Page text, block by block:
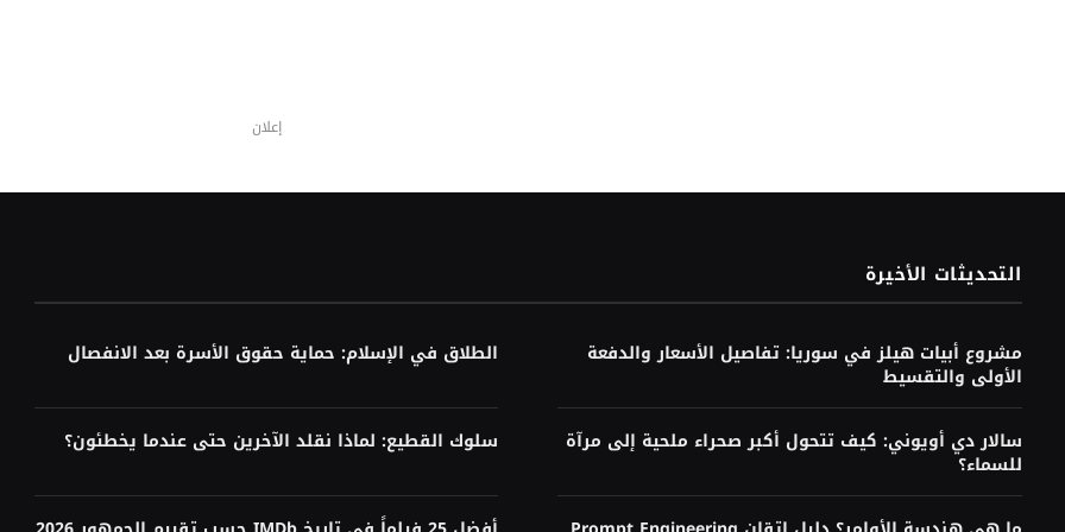
إعلان
التحديثات الأخيرة
مشروع أبيات هيلز في سوريا: تفاصيل الأسعار والدفعة
الأولى والتقسيط
الطلاق في الإسلام: حماية حقوق الأسرة بعد الانفصال
سالار دي أويوني: كيف تتحول أكبر صحراء ملحية إلى مرآة
للسماء؟
سلوك القطيع: لماذا نقلد الآخرين حتى عندما يخطئون؟